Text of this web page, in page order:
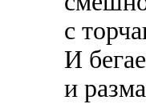
с
И
и